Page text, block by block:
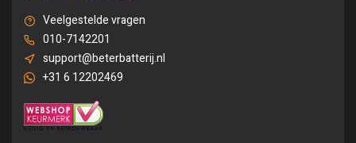
Veelgestelde vragen
010-7142201
support@beterbatterij.nl
+31 6 12202469